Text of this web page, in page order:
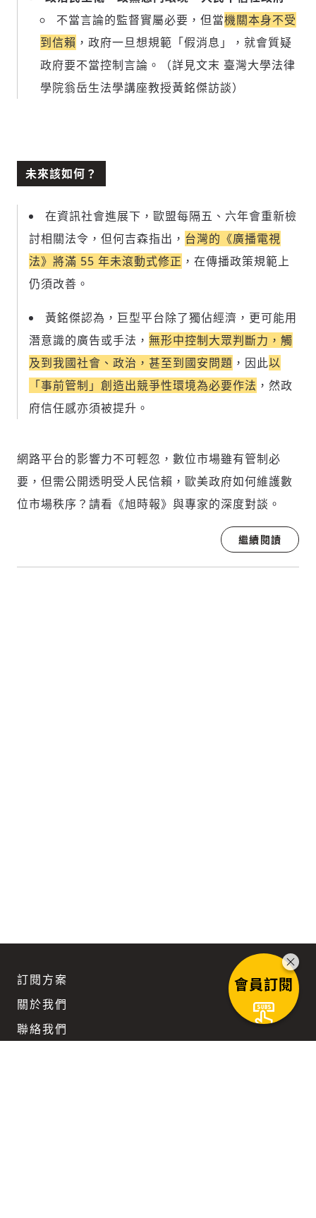
不當言論的監督實屬必要，但當機關本身不受
到信賴 ，政府一旦想規範「假消息」，就會質疑
政府要不當控制言論。（詳見文末 臺灣大學法律
學院翁岳生法學講座教授黃銘傑訪談）
未來該如何？
在資訊社會進展下，歐盟每隔五、六年會重新檢
討相關法令，但何吉森指出， 台灣的《廣播電視
法》將滿 55 年未滾動式修正 ，在傳播政策規範上
仍須改善。
黃銘傑認為，巨型平台除了獨佔經濟，更可能用
潛意識的廣告或手法， 無形中控制大眾判斷力，觸
及到我國社會、政治，甚至到國安問題 ，因此以
「事前管制」創造出競爭性環境為必要作法 ，然政
府信任感亦須被提升。
網路平台的影響力不可輕忽，數位市場雖有管制必
要，但需公開透明受人民信賴，歐美政府如何維護數
位市場秩序？請看《旭時報》與專家的深度對談。
繼續閱讀
訂閱方案
關於我們
聯絡我們
會員訂閱